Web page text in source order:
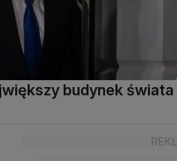
budynek świata